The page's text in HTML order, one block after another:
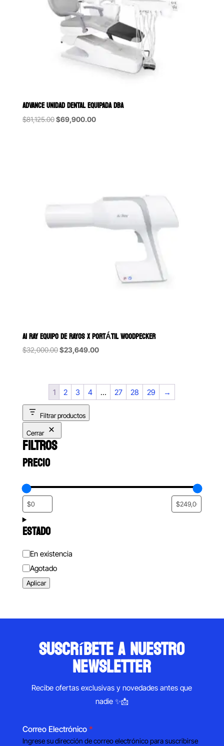
ADVANCE UNIDAD DENTAL EQUIPADA DBA
$81,125.00Original
$69,900.00Current
AI RAY EQUIPO DE RAYOS X PORTÁTIL WOODPECKER
$32,000.00Original
$32,000.00.
$23,649.00Current
$23,649.00.
1 2 3 4 … 27 28 29 →
Filtrar productos
Cerrar
FILTROS
PRECIO
ESTADO
Estado
En existencia
Agotado
Aplicar
suscríbete a nuestro
newsletter
Recibe ofertas exclusivas y novedades antes que
nadie ✨📩
Correo Electrónico *
Ingrese su dirección de correo electrónico para suscribirse